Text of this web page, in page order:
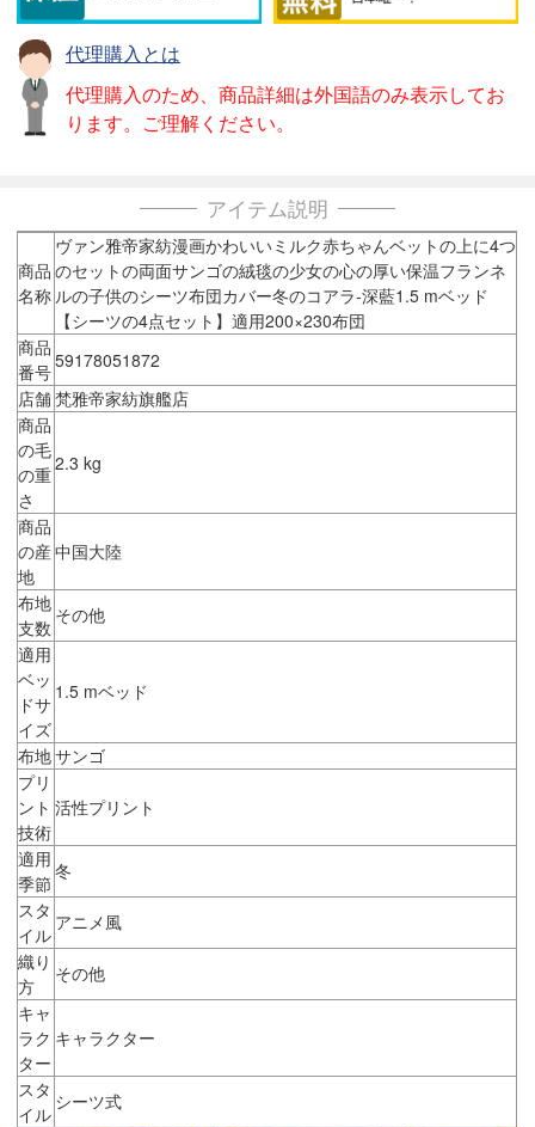
代理購入とは
代理購入のため、商品詳細は外国語のみ表示してお
ります。ご理解ください。
アイテム説明
商品
名称
ヴァン雅帝家紡漫画かわいいミルク赤ちゃんベットの上に4つ
のセットの両面サンゴの絨毯の少女の心の厚い保温フランネ
ルの子供のシーツ布団カバー冬のコアラ-深藍1.5 mベッド
【シーツの4点セット】適用200×230布団
商品
番号59178051872
店舗梵雅帝家紡旗艦店
商品
の毛
の重
さ
2.3 kg
商品
の産
地
中国大陸
布地
支数
その他
適用
ベッ
ドサ
イズ
1.5 mベッド
布地サンゴ
プリ
ント
技術
活性プリント
適用
季節
冬
スタ
イル
アニメ風
織り
方
その他
キャ
ラク
ター
キャラクター
スタ
イル
シーツ式